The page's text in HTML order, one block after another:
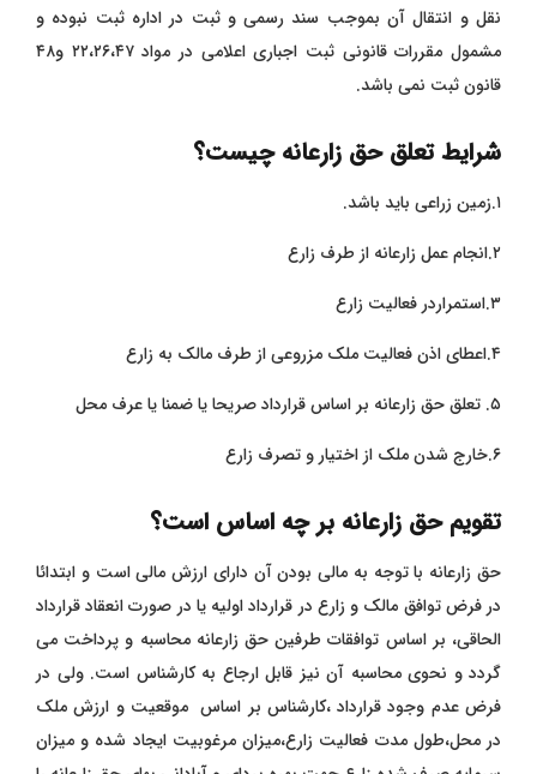
نقل و انتقال آن بموجب سند رسمی و ثبت در اداره ثبت نبوده و
مشمول مقررات قانونی ثبت اجباری اعلامی در مواد ۲۲،۲۶،۴۷ و۴۸
قانون ثبت نمی باشد.
شرایط تعلق حق زارعانه چیست؟
۱.زمین زراعی باید باشد.
۲.انجام عمل زارعانه از طرف زارع
۳.استمراردر فعالیت زارع
۴.اعطای اذن فعالیت ملک مزروعی از طرف مالک به زارع
۵. تعلق حق زارعانه بر اساس قرارداد صریحا یا ضمنا یا عرف محل
۶.خارج شدن ملک از اختیار و تصرف زارع
تقویم حق زارعانه بر چه اساس است؟
حق زارعانه با توجه به مالی بودن آن دارای ارزش مالی است و ابتدائا
در فرض توافق مالک و زارع در قرارداد اولیه یا در صورت انعقاد قرارداد
الحاقی، بر اساس توافقات طرفین حق زارعانه محاسبه و پرداخت می
گردد و نحوی محاسبه آن نیز قابل ارجاع به کارشناس است. ولی در
فرض عدم وجود قرارداد ،کارشناس بر اساس موقعیت و ارزش ملک
در محل،طول مدت فعالیت زارع،میزان مرغوبیت ایجاد شده و میزان